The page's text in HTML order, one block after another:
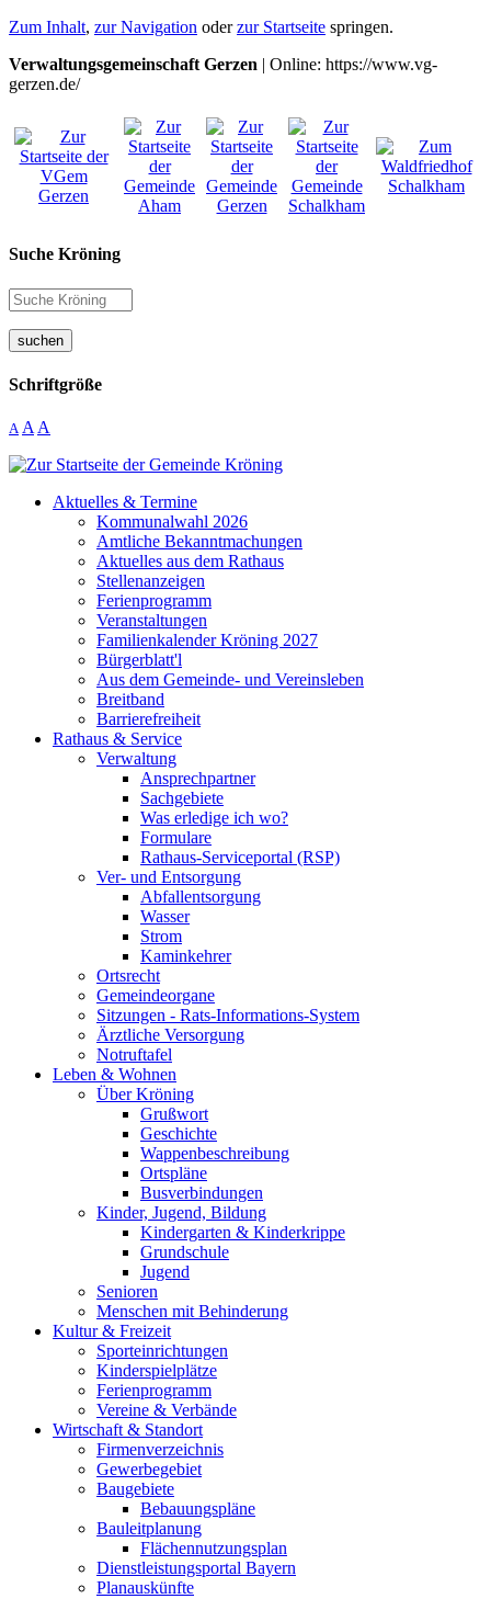
Zum Inhalt, zur Navigation oderzur Startseite springen.
Verwaltungsgemeinschaft Gerzen | Online: https://www.vg-
gerzen.de/
Suche Kröning
suchen
Schriftgröße
A A A
Aktuelles & Termine
Kommunalwahl 2026
Amtliche Bekanntmachungen
Aktuelles aus dem Rathaus
Stellenanzeigen
Ferienprogramm
Veranstaltungen
Familienkalender Kröning 2027
Bürgerblatt'l
Aus dem Gemeinde- und Vereinsleben
Breitband
Barrierefreiheit
Rathaus & Service
Verwaltung
Ansprechpartner
Sachgebiete
Was erledige ich wo?
Formulare
Rathaus-Serviceportal (RSP)
Ver- und Entsorgung
Abfallentsorgung
Wasser
Strom
Kaminkehrer
Ortsrecht
Gemeindeorgane
Sitzungen - Rats-Informations-System
Ärztliche Versorgung
Notruftafel
Leben & Wohnen
Über Kröning
Grußwort
Geschichte
Wappenbeschreibung
Ortspläne
Busverbindungen
Kinder, Jugend, Bildung
Kindergarten & Kinderkrippe
Grundschule
Jugend
Senioren
Menschen mit Behinderung
Kultur & Freizeit
Sporteinrichtungen
Kinderspielplätze
Ferienprogramm
Vereine & Verbände
Wirtschaft & Standort
Firmenverzeichnis
Gewerbegebiet
Baugebiete
Bebauungspläne
Bauleitplanung
Flächennutzungsplan
Dienstleistungsportal Bayern
Planauskünfte